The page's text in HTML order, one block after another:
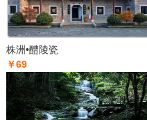
株洲•醴陵瓷
￥69